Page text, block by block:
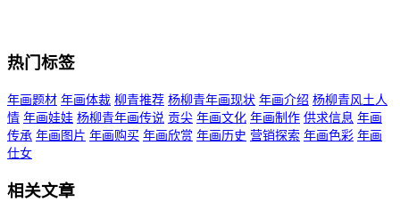
热门标签
年画题材 年画体裁 柳青推荐 杨柳青年画现状 年画介绍 杨柳青风土人
情 年画娃娃 杨柳青年画传说 贡尖 年画文化 年画制作 供求信息 年画
传承 年画图片 年画购买 年画欣赏 年画历史 营销探索 年画色彩 年画
仕女
相关文章